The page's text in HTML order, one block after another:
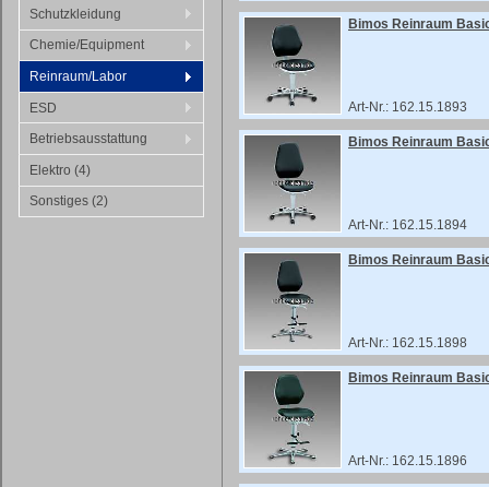
Schutzkleidung
Chemie/Equipment
Reinraum/Labor
ESD
Betriebsausstattung
Elektro (4)
Sonstiges (2)
Bimos Reinraum
Art-Nr.: 162.15.1893
Bimos Reinraum
Art-Nr.: 162.15.1894
Bimos Reinraum
Art-Nr.: 162.15.1898
Bimos Reinraum
Art-Nr.: 162.15.1896